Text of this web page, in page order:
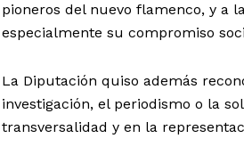
pioneros del nuevo flamenco, y a
especialmente su compromiso
La Diputación quiso además
investigación, el periodismo o la
transversalidad y en la